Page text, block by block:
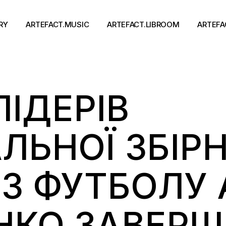
ARTEFACT.MUSIC
Концерти
ARTEFACT.LIBROOM
Події
ФУТБОЛУ